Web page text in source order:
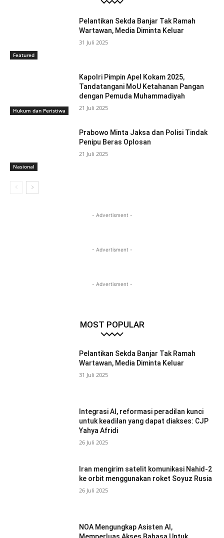
Featured
Pelantikan Sekda Banjar Tak Ramah
Wartawan, Media Diminta Keluar
31 Juli 2025
Hukum dan Peristiwa
Kapolri Pimpin Apel Kokam 2025,
Tandatangani MoU Ketahanan Pangan
dengan Pemuda Muhammadiyah
21 Juli 2025
Nasional
Prabowo Minta Jaksa dan Polisi Tindak
Penipu Beras Oplosan
21 Juli 2025
- Advertisment -
- Advertisment -
- Advertisment -
MOST POPULAR
Pelantikan Sekda Banjar Tak Ramah
Wartawan, Media Diminta Keluar
31 Juli 2025
Integrasi AI, reformasi peradilan kunci
untuk keadilan yang dapat diakses: CJP
Yahya Afridi
26 Juli 2025
Iran mengirim satelit komunikasi Nahid-2
ke orbit menggunakan roket Soyuz Rusia
26 Juli 2025
NOA Mengungkap Asisten AI,